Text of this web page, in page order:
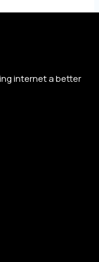
internet a better